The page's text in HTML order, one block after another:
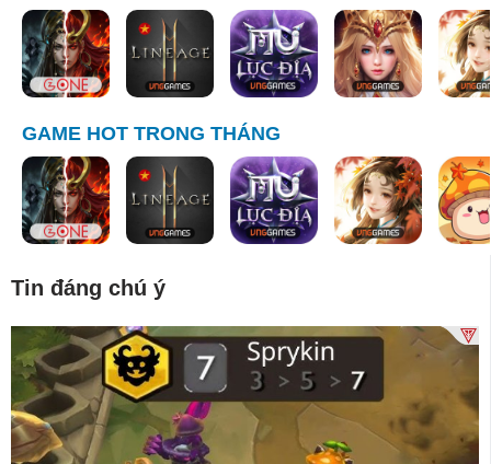
GAME HOT TRONG THÁNG
Tin đáng chú ý